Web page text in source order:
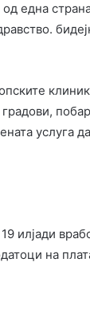
една
услуга
илјади
на